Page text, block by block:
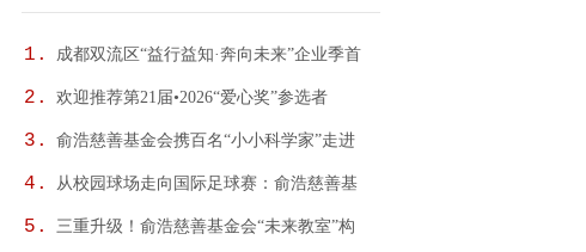
1.
成都双流区“益行益知·奔向未来”企业季首
站落地天味食品
2. 欢迎推荐第21届•2026“爱心奖”参选者
3.
俞浩慈善基金会携百名“小小科学家”走进
AWE 探访追觅
4.
从校园球场走向国际足球赛：俞浩慈善基
金会以足球为
5.
三重升级！俞浩慈善基金会“未来教室”构